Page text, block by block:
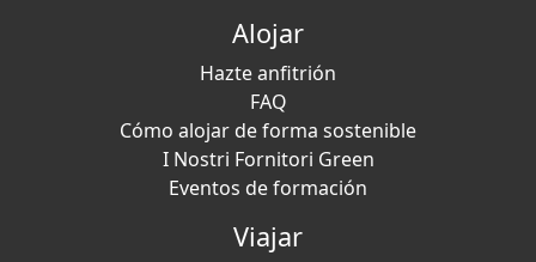
Alojar
Hazte anfitrión
FAQ
Cómo alojar de forma sostenible
I Nostri Fornitori Green
Eventos de formación
Viajar